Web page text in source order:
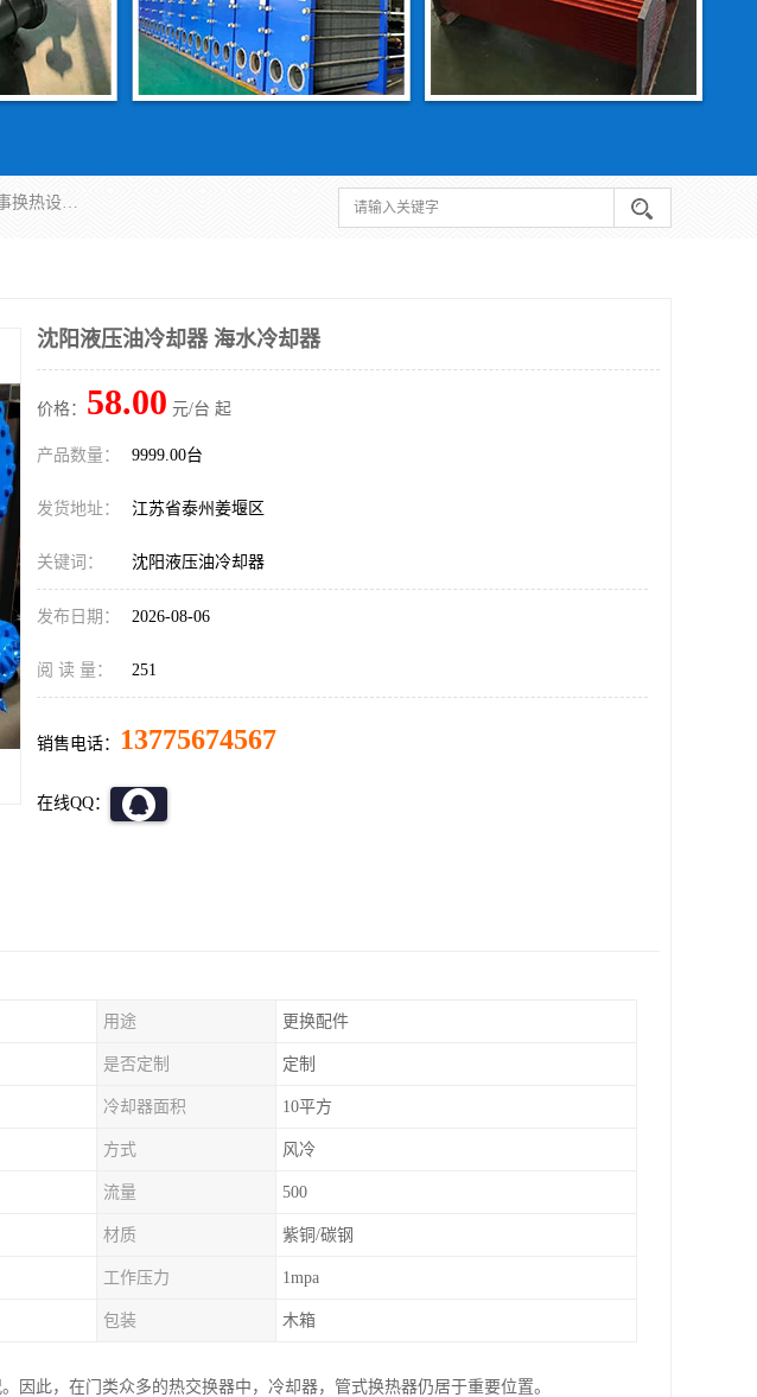
泰州市金锐达换热设备制造有限公司座落于鱼米之乡、祥泰之州一江苏泰州。是一家多年从事换热设备研究、设计、制造、销售、服务于一体的生产企业。
沈阳液压油冷却器 海水冷却器
价格： 58.00 元/台 起
产品数量： 9999.00台
发货地址： 江苏省泰州姜堰区
关键词： 沈阳液压油冷却器
发布日期： 2026-08-06
阅 读 量： 251
销售电话： 13775674567
在线QQ：
用途 更换配件
是否定制 定制
冷却器面积 10平方
方式 风冷
流量 500
材质 紫铜/碳钢
工作压力 1mpa
包装 木箱
因此，在门类众多的热交换器中，冷却器，管式换热器仍居于重要位置。